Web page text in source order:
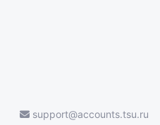
support@accounts.tsu.ru